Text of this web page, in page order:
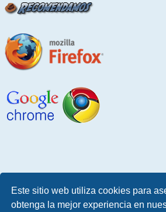
Este sitio web utiliza cookies para
obtenga la mejor experiencia en